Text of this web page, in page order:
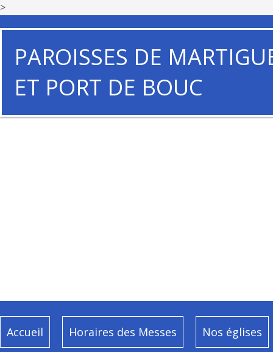
>
PAROISSES DE
ET PORT DE BOUC
Accueil Horaires des Messes Nos églises